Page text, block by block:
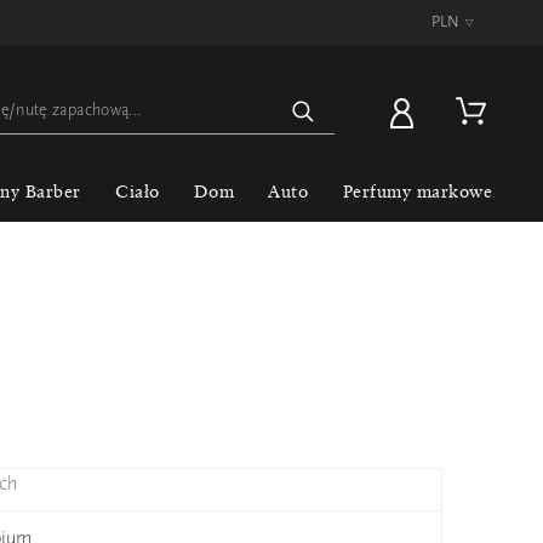
PLN ▿
Barber Ciało Dom Auto Perfumy markowe